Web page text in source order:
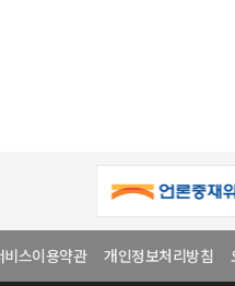
비스이용약관 개인정보처리방침